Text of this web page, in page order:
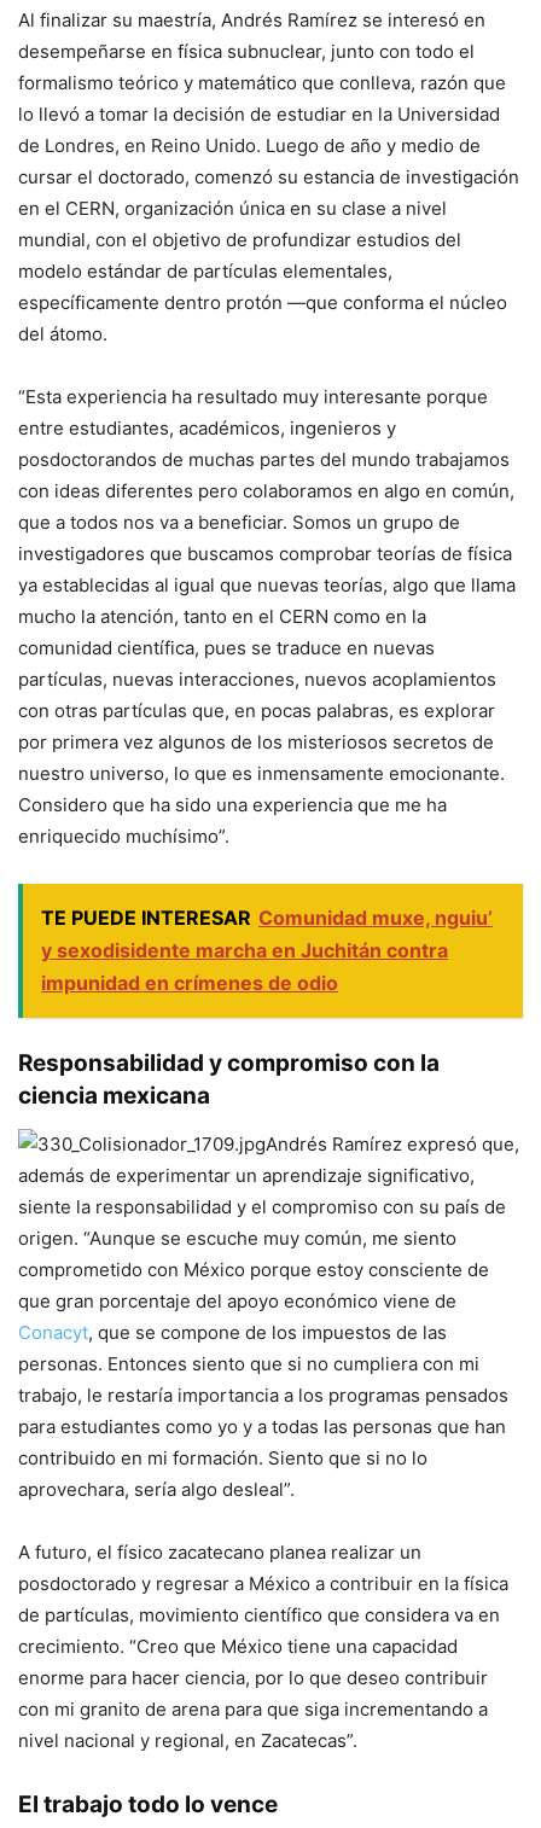
Al finalizar su maestría, Andrés Ramírez se interesó en
desempeñarse en física subnuclear, junto con todo el
formalismo teórico y matemático que conlleva, razón que
lo llevó a tomar la decisión de estudiar en la Universidad
de Londres, en Reino Unido. Luego de año y medio de
cursar el doctorado, comenzó su estancia de investigación
en el CERN, organización única en su clase a nivel
mundial, con el objetivo de profundizar estudios del
modelo estándar de partículas elementales,
específicamente dentro protón —que conforma el núcleo
del átomo.
“Esta experiencia ha resultado muy interesante porque
entre estudiantes, académicos, ingenieros y
posdoctorandos de muchas partes del mundo trabajamos
con ideas diferentes pero colaboramos en algo en común,
que a todos nos va a beneficiar. Somos un grupo de
investigadores que buscamos comprobar teorías de física
ya establecidas al igual que nuevas teorías, algo que llama
mucho la atención, tanto en el CERN como en la
comunidad científica, pues se traduce en nuevas
partículas, nuevas interacciones, nuevos acoplamientos
con otras partículas que, en pocas palabras, es explorar
por primera vez algunos de los misteriosos secretos de
nuestro universo, lo que es inmensamente emocionante.
Considero que ha sido una experiencia que me ha
enriquecido muchísimo”.
TE PUEDE INTERESAR Comunidad muxe, nguiu’
y sexodisidente marcha en Juchitán contra
impunidad en crímenes de odio
Responsabilidad y compromiso con la
ciencia mexicana
Andrés Ramírez expresó que,
además de experimentar un aprendizaje significativo,
siente la responsabilidad y el compromiso con su país de
origen. “Aunque se escuche muy común, me siento
comprometido con México porque estoy consciente de
que gran porcentaje del apoyo económico viene de
Conacyt, que se compone de los impuestos de las
personas. Entonces siento que si no cumpliera con mi
trabajo, le restaría importancia a los programas pensados
para estudiantes como yo y a todas las personas que han
contribuido en mi formación. Siento que si no lo
aprovechara, sería algo desleal”.
A futuro, el físico zacatecano planea realizar un
posdoctorado y regresar a México a contribuir en la física
de partículas, movimiento científico que considera va en
crecimiento. “Creo que México tiene una capacidad
enorme para hacer ciencia, por lo que deseo contribuir
con mi granito de arena para que siga incrementando a
nivel nacional y regional, en Zacatecas”.
El trabajo todo lo vence